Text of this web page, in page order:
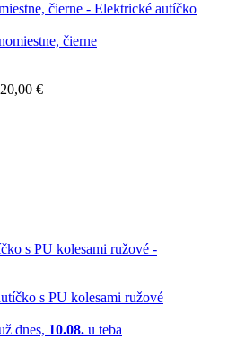
čierne - Elektrické autíčko
€
s PU kolesami ružové -
dnes, 10.08. u teba